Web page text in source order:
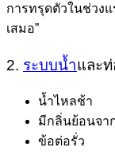
การทรุดตัวในช่วง
เสมอ”
2. ระบบน้ำและ
น้ำไหลช้า
มีกลิ่นย้อนจา
ข้อต่อรั่ว